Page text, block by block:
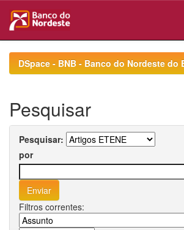
navigationDSpace - BNB - Banco do Nordeste do
Pesquisar
Pesquisar:
por
Filtros correntes: